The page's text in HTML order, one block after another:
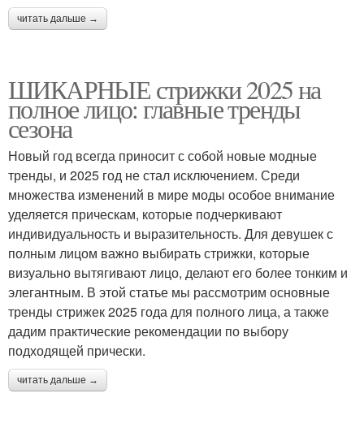
читать дальше →
ШИКАРНЫЕ стрижки 2025 на
полное лицо: главные тренды
сезона
Новый год всегда приносит с собой новые модные
тренды, и 2025 год не стал исключением. Среди
множества изменений в мире моды особое внимание
уделяется прическам, которые подчеркивают
индивидуальность и выразительность. Для девушек с
полным лицом важно выбирать стрижки, которые
визуально вытягивают лицо, делают его более тонким и
элегантным. В этой статье мы рассмотрим основные
тренды стрижек 2025 года для полного лица, а также
дадим практические рекомендации по выбору
подходящей прически.
читать дальше →